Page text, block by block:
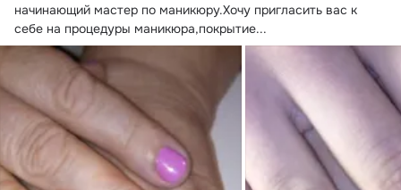
начинающий мастер по маникюру.Хочу пригласить вас к
себе на процедуры маникюра,покрытие...